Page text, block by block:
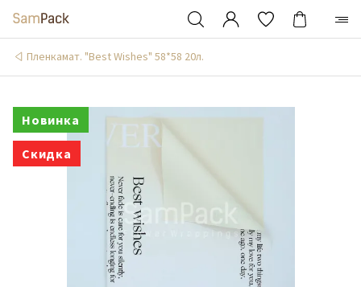
Пленкамат. "Best Wishes" 58*58 20л.
Новинка
Скидка